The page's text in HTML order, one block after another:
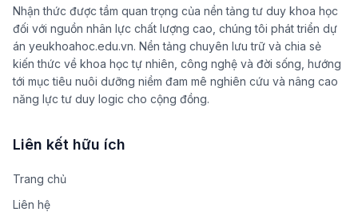
Nhận thức được tầm quan trọng của nền tảng tư duy khoa học
đối với nguồn nhân lực chất lượng cao, chúng tôi phát triển dự
án yeukhoahoc.edu.vn. Nền tảng chuyên lưu trữ và chia sẻ
kiến thức về khoa học tự nhiên, công nghệ và đời sống, hướng
tới mục tiêu nuôi dưỡng niềm đam mê nghiên cứu và nâng cao
năng lực tư duy logic cho cộng đồng.
Liên kết hữu ích
Trang chủ
Liên hệ